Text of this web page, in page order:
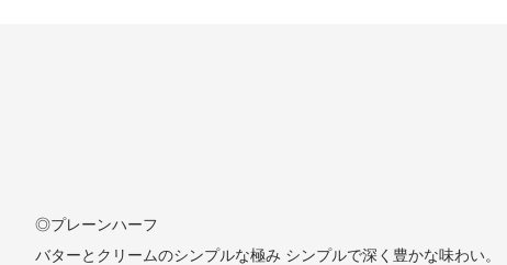
◎プレーンハーフ
バターとクリームのシンプルな極み シンプルで深く豊かな味わい。